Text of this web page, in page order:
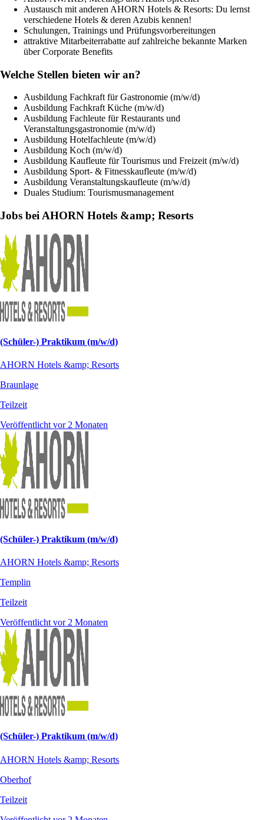
Austausch mit anderen AHORN Hotels & Resorts: Du lernst
verschiedene Hotels & deren Azubis kennen!
Schulungen, Trainings und Prüfungsvorbereitungen
attraktive Mitarbeiterrabatte auf zahlreiche bekannte Marken
über Corporate Benefits
Welche Stellen bieten wir an?
Ausbildung Fachkraft für Gastronomie (m/w/d)
Ausbildung Fachkraft Küche (m/w/d)
Ausbildung Fachleute für Restaurants und
Veranstaltungsgastronomie (m/w/d)
Ausbildung Hotelfachleute (m/w/d)
Ausbildung Koch (m/w/d)
Ausbildung Kaufleute für Tourismus und Freizeit (m/w/d)
Ausbildung Sport- & Fitnesskaufleute (m/w/d)
Ausbildung Veranstaltungskaufleute (m/w/d)
Duales Studium: Tourismusmanagement
Jobs bei AHORN Hotels &amp; Resorts
(Schüler-) Praktikum (m/w/d)
AHORN Hotels &amp; Resorts
Braunlage
Teilzeit
Veröffentlicht vor 2 Monaten
(Schüler-) Praktikum (m/w/d)
AHORN Hotels &amp; Resorts
Templin
Teilzeit
Veröffentlicht vor 2 Monaten
(Schüler-) Praktikum (m/w/d)
AHORN Hotels &amp; Resorts
Oberhof
Teilzeit